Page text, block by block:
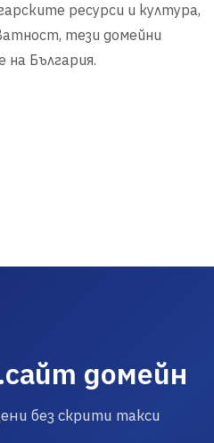
ресурси и култура,
тези домейни
на България.
домейн
без скрити такси